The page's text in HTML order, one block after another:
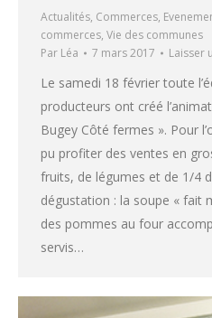
Actualités, Commerces,
commerces, Vie des communes
Par Léa 7 mars 2017 Laisser
Le samedi 18 février toute
producteurs ont créé
Bugey Côté fermes ». Pour
pu profiter des ventes en
fruits, de légumes et de 1/4
dégustation : la soupe « fait
des pommes au four
servis…